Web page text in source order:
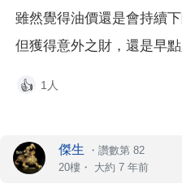
雖然覺得油價還是會持續下
但獲得意外之財，還是早點
👍 1人
傑生 ・ 讚數第 82
20樓・ 大約 7 年前